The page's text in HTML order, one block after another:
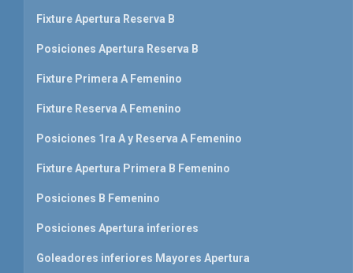
Fixture Apertura Reserva B
Posiciones Apertura Reserva B
Fixture Primera A Femenino
Fixture Reserva A Femenino
Posiciones 1ra A y Reserva A Femenino
Fixture Apertura Primera B Femenino
Posiciones B Femenino
Posiciones Apertura inferiores
Goleadores inferiores Mayores Apertura